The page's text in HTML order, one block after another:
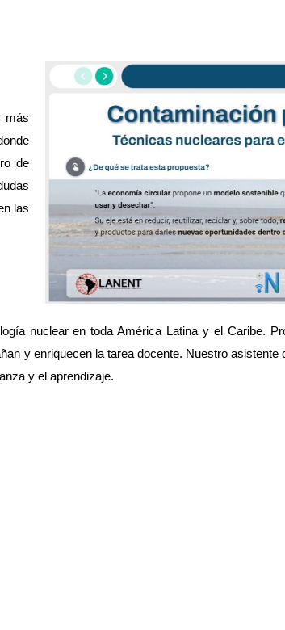
más
de
las
nuclear en toda América Latina y el Caribe.
y enriquecen la tarea docente. Nuestro asistente
y el aprendizaje.